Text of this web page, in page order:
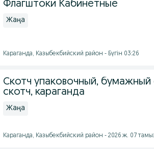
Флагштоки Кабинетные
Жаңа
Караганда, Казыбекбийский район - Бүгін 03:26
Скотч упаковочный, бумажный
скотч, караганда
Жаңа
Караганда, Казыбекбийский район - 2026 ж. 07